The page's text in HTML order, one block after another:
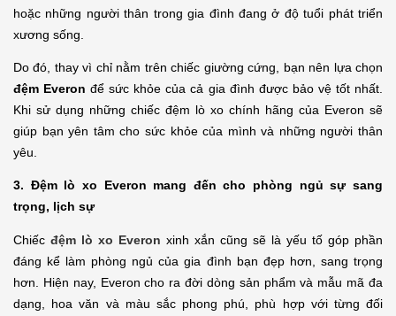
hoặc những người thân trong gia đình đang ở độ tuổi phát triển
xương sống.
đệm Everon để sức khỏe của cả gia đình được bảo vệ tốt nhất.
Khi sử dụng những chiếc đệm lò xo chính hãng của Everon sẽ
giúp bạn yên tâm cho sức khỏe của mình và những người thân
yêu.
3. Đệm lò xo Everon mang đến cho phòng ngủ sự sang
trọng, lịch sự
Chiếc đệm lò xo Everon xinh xắn cũng sẽ là yếu tố góp phần
đáng kể làm phòng ngủ của gia đình bạn đẹp hơn, sang trọng
hơn. Hiện nay, Everon cho ra đời dòng sản phẩm và mẫu mã đa
dạng, hoa văn và màu sắc phong phú, phù hợp với từng đối